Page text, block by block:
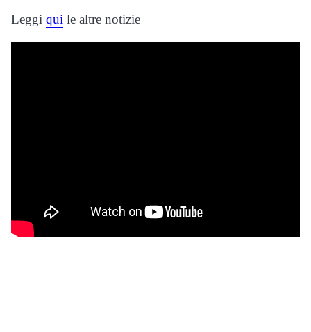
Leggi qui le altre notizie